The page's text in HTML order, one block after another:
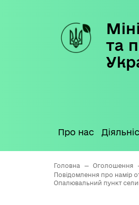
та
Про нас
Головна — Оголошення
Повідомлення про намір
Опалювальний пункт